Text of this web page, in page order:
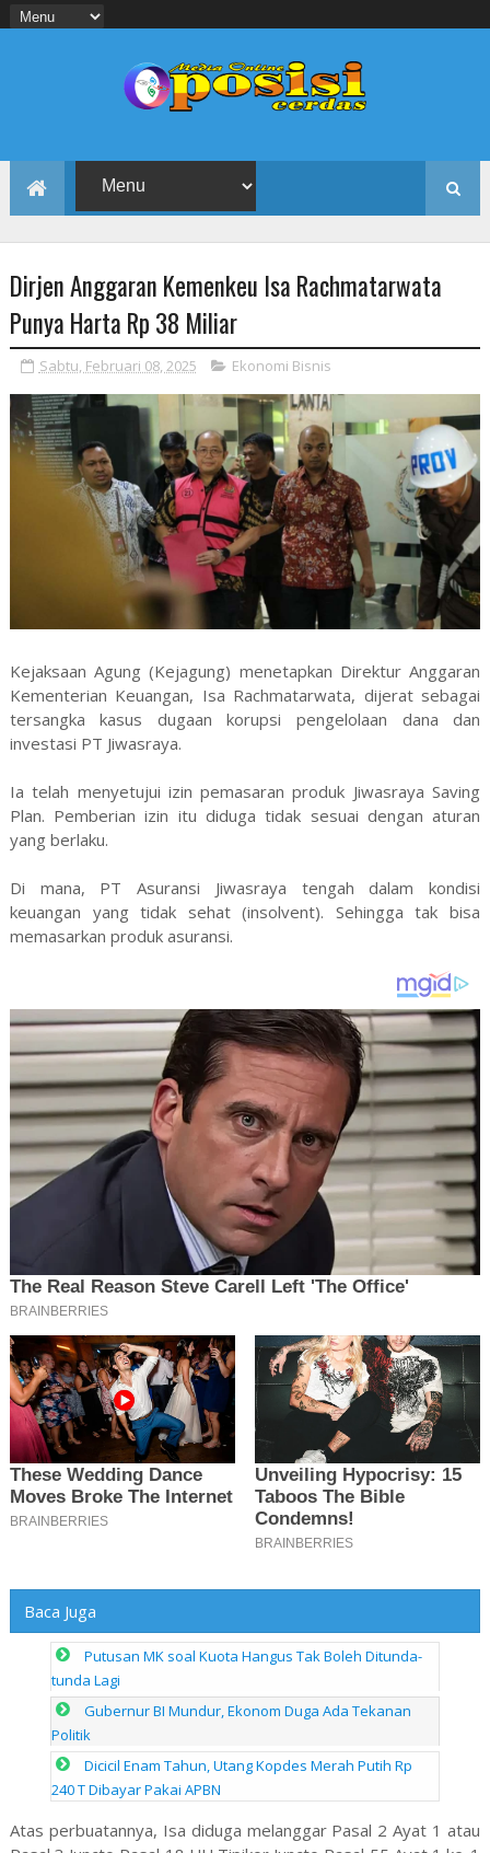
Dirjen Anggaran Kemenkeu Isa Rachmatarwata
Punya Harta Rp 38 Miliar
Sabtu, Februari 08, 2025 Ekonomi Bisnis
Kejaksaan Agung (Kejagung) menetapkan Direktur Anggaran
Kementerian Keuangan, Isa Rachmatarwata, dijerat sebagai
tersangka kasus dugaan korupsi pengelolaan dana dan
investasi PT Jiwasraya.
Ia telah menyetujui izin pemasaran produk Jiwasraya Saving
Plan. Pemberian izin itu diduga tidak sesuai dengan aturan
yang berlaku.
Di mana, PT Asuransi Jiwasraya tengah dalam kondisi
keuangan yang tidak sehat (insolvent). Sehingga tak bisa
memasarkan produk asuransi.
Baca Juga
Putusan MK soal Kuota Hangus Tak Boleh Ditunda-
tunda Lagi
Gubernur BI Mundur, Ekonom Duga Ada Tekanan
Politik
Dicicil Enam Tahun, Utang Kopdes Merah Putih Rp
240 T Dibayar Pakai APBN
Atas perbuatannya, Isa diduga melanggar Pasal 2 Ayat 1 atau